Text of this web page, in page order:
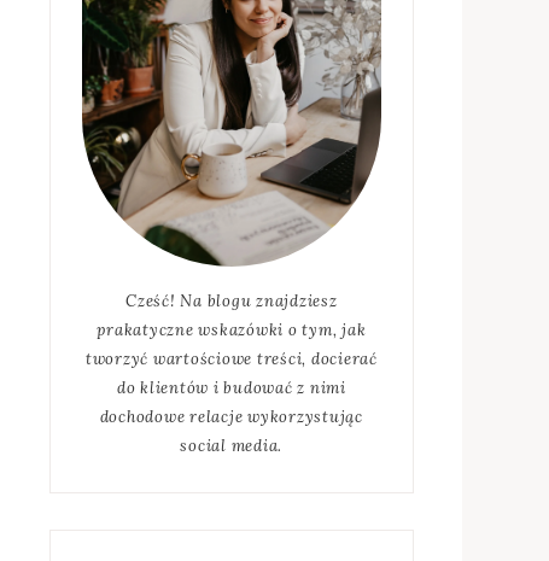
Cześć! Na blogu znajdziesz
prakatyczne wskazówki o tym, jak
tworzyć wartościowe treści, docierać
do klientów i budować z nimi
dochodowe relacje wykorzystując
social media.